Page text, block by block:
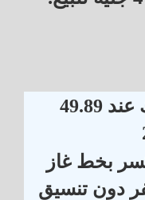
أعلى سعر للدولار في البنوك عند 49.89
بخط غاز
دون تنسيق